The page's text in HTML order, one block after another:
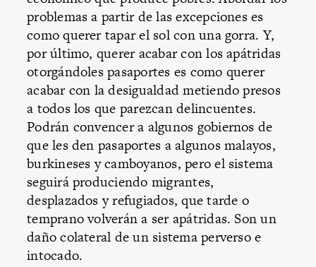
problemas a partir de las excepciones es
como querer tapar el sol con una gorra. Y,
por último, querer acabar con los apátridas
otorgándoles pasaportes es como querer
acabar con la desigualdad metiendo presos
a todos los que parezcan delincuentes.
Podrán convencer a algunos gobiernos de
que les den pasaportes a algunos malayos,
burkineses y camboyanos, pero el sistema
seguirá produciendo migrantes,
desplazados y refugiados, que tarde o
temprano volverán a ser apátridas. Son un
daño colateral de un sistema perverso e
intocado.